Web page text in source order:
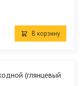
В корзину